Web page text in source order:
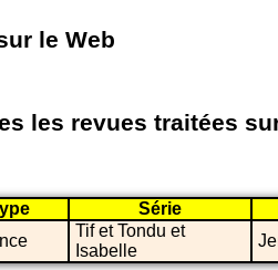
le Web
les revues traitées
Série
Tif et Tondu et
Isabelle